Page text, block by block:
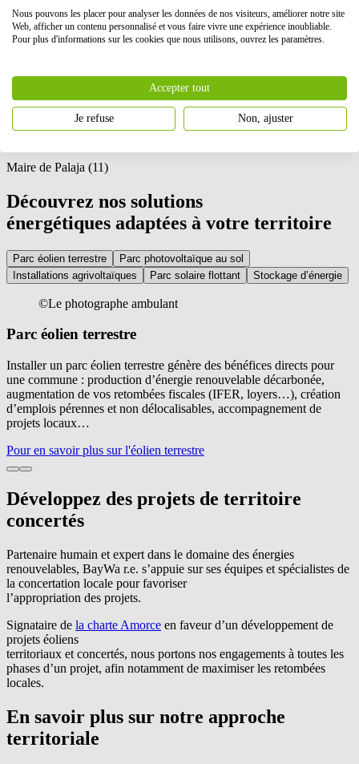
Ce parc a plusieurs vertus : il est parfaitement intégré dans le
paysage, la biodiversité a été prise en compte et il participe
aux portes de notre commune, le parc de Palaja est à taille humaine
(moins de 10 ha) et n’a rencontré aucune hostilité ou opposition de
la population !
Maire de Palaja (11)
Découvrez nos solutions
énergétiques adaptées à votre territoire
Parc éolien terrestre
Parc photovoltaïque au sol
Installations agrivoltaïques
Parc solaire flottant Stockage d’énergie
©Le photographe ambulant
Parc éolien terrestre
Installer un parc éolien terrestre génère des bénéfices directs pour
une commune : production d’énergie renouvelable décarbonée,
augmentation de vos retombées fiscales (IFER, loyers…), création
d’emplois pérennes et non délocalisables, accompagnement de
projets locaux…
Pour en savoir plus sur l'éolien terrestre
Développez des projets de territoire
concertés
Partenaire humain et expert dans le domaine des énergies
renouvelables, BayWa r.e. s’appuie sur ses équipes et spécialistes de
la concertation locale pour favoriser
l’appropriation des projets.
Signataire de la charte Amorce en faveur d’un développement de
projets éoliens
territoriaux et concertés, nous portons nos engagements à toutes les
phases d’un projet, afin notamment de maximiser les retombées
locales.
En savoir plus sur notre approche
territoriale
Nous pouvons les placer pour analyser les données de nos visiteurs, améliorer notre site
Web, afficher un contenu personnalisé et vous faire vivre une expérience inoubliable.
Pour plus d'informations sur les cookies que nous utilisons, ouvrez les paramètres.
Accepter tout
Je refuse Non, ajuster